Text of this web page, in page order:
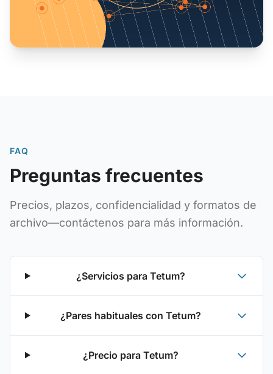
FAQ
Preguntas frecuentes
Precios, plazos, confidencialidad y formatos de
archivo—contáctenos para más información.
¿Servicios para Tetum?
¿Pares habituales con Tetum?
¿Precio para Tetum?